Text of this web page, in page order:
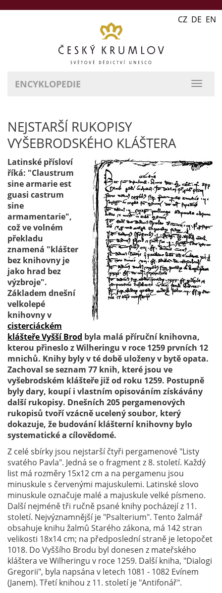
CZ DE EN
ENCYKLOPEDIE
NEJSTARŠÍ RUKOPISY
VYŠEBRODSKÉHO KLÁŠTERA
Latinské přísloví
říká: "Claustrum
sine armarie est
guasi castrum
sine
armamentarie",
což ve volném
překladu
znamená "klášter
bez knihovny je
jako hrad bez
výzbroje".
Základem dnešní
velkolepé
knihovny v
cisterciáckém
klášteře Vyšší Brod byla malá příruční knihovna,
kterou přineslo z Wilheringu v roce 1259 prvních 12
mnichů. Knihy byly v té době uloženy v bytě opata.
Zachoval se seznam 77 knih, které jsou ve
vyšebrodském klášteře již od roku 1259. Postupně
byly dary, koupí i vlastním opisováním získávány
další rukopisy. Dnešních 205 pergamenových
rukopisů tvoří vzácně ucelený soubor, který
dokazuje, že budování klášterní knihovny bylo
systematické a cílovědomé.
Z celé sbírky jsou nejstarší čtyři pergamenové "Listy
svatého Pavla". Jedná se o fragment z 8. století. Každý
list má rozměry 15x12 cm a na pergamenu jsou
minuskule s červenými majuskulemi. Latinské slovo
minuskule označuje malé a majuskule velké písmeno.
Další nejméně tři ručně psané knihy pocházejí z 11.
století. Nejvýznamnější je "Psalterium". Tento žalmář
obsahuje knihu žalmů Starého zákona, má 142 stran
velikosti 18x14 cm; na předposlední straně je letopočet
1018. Do Vyššího Brodu byl donesen z mateřského
kláštera ve Wilheringu v roce 1259. Další kniha, "Dialogi
Gregorii", byla napsána v letech 1081 - 1082 Evínem
(Janem). Třetí knihou z 11. století je "Antifonář".